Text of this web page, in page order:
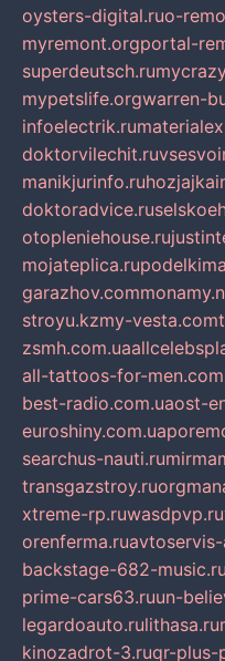
oysters-digital.ruo-
myremont.orgportal-
superdeutsch.ru
mypetslife.orgwarren-
infoelectrik.ru
doktorvilechit.ru
manikjurinfo.ru
doktoradvice.ru
otopleniehouse.ru
mojateplica.ru
garazhov.com
stroyu.kzmy-vesta.com
zsmh.com.ua
all-tattoos-for-men.com
best-radio.com.uaost-
euroshiny.com.ua
searchus-nauti.ru
transgazstroy.ru
xtreme-rp.ruwasdpvp.ru
orenferma.ru
backstage-682-music.ru
prime-cars63.ruun-
legardoauto.rulithasa.ru
kinozadrot-3.ruqr-plus-